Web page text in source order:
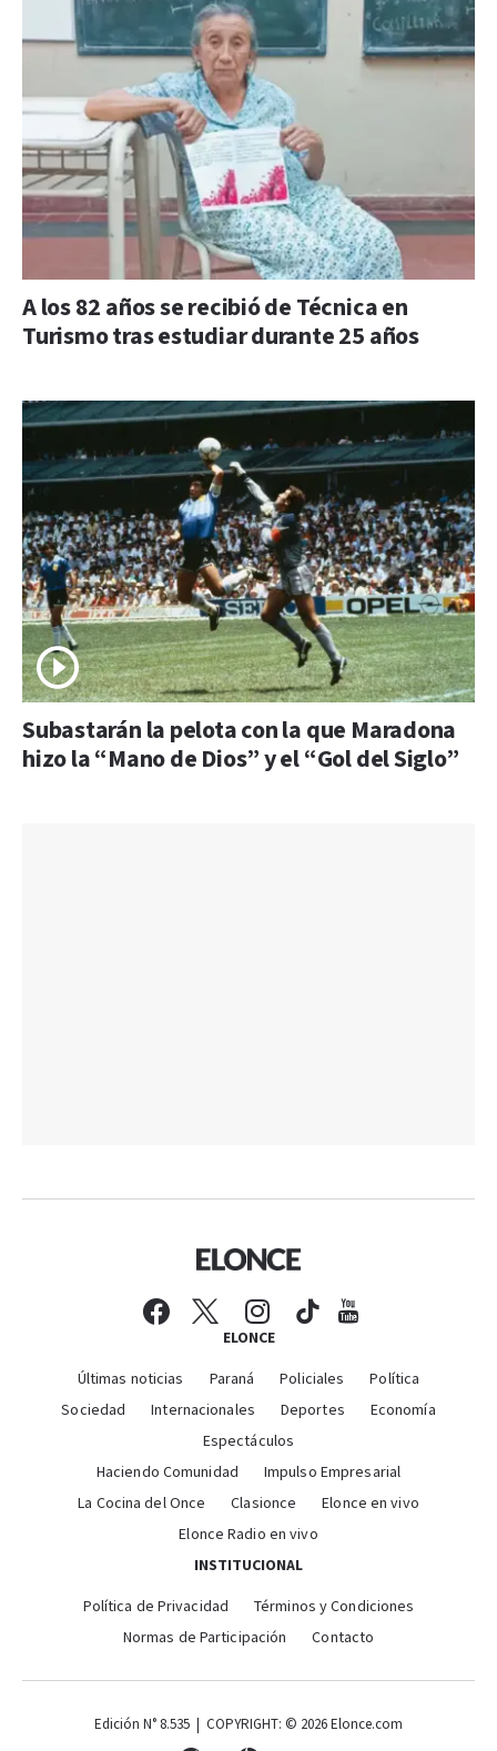
A los 82 años se recibió de Técnica en
Turismo tras estudiar durante 25 años
Subastarán la pelota con la que Maradona
hizo la “Mano de Dios” y el “Gol del Siglo”
ELONCE
Últimas noticias Paraná Policiales
Política
Sociedad
Internacionales Deportes
Economía
Espectáculos
Haciendo Comunidad
Impulso Empresarial
La Cocina del Once
Clasionce
Elonce en vivo
Elonce Radio en vivo
INSTITUCIONAL
Política de Privacidad
Términos y Condiciones
Normas de Participación
Contacto
Edición N° 8.535 | COPYRIGHT: © 2026 Elonce.com